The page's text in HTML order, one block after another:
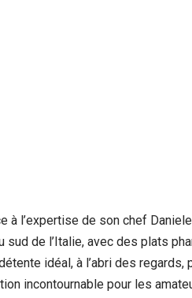
l’expertise de son chef
sud de l’Italie, avec des plats
idéal, à l’abri des regards,
incontournable pour les